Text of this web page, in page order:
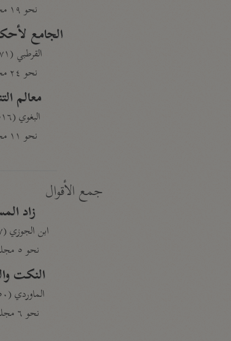
نحو ١٩ مجلدًا
الجامع
القرطبي (٦٧١ هـ)
نحو ٢٤ مجلدًا
معالم
البغوي (٥١٦ هـ)
نحو ١١ مجلدًا
جمع الأقوال
زاد
ابن الجوزي (٥٩٧ هـ)
نحو ٥ مجلدات
النكت
الماوردي (٤٥٠ هـ)
نحو ٦ مجلدات